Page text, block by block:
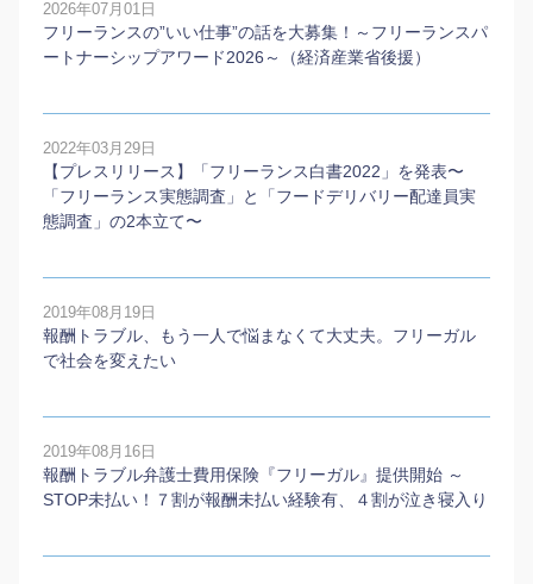
2026年07月01日
フリーランスの”いい仕事”の話を大募集！～フリーランスパ
ートナーシップアワード2026～（経済産業省後援）
2022年03月29日
【プレスリリース】「フリーランス白書2022」を発表〜
「フリーランス実態調査」と「フードデリバリー配達員実
態調査」の2本⽴て〜
2019年08月19日
報酬トラブル、もう一人で悩まなくて大丈夫。フリーガル
で社会を変えたい
2019年08月16日
報酬トラブル弁護士費用保険『フリーガル』提供開始 ～
STOP未払い！７割が報酬未払い経験有、４割が泣き寝入り